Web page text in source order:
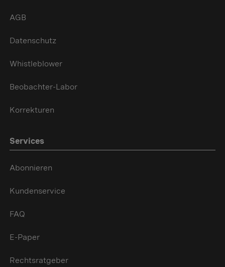
AGB
Datenschutz
Whistleblower
Beobachter-Labor
Korrekturen
Services
Abonnieren
Kundenservice
FAQ
E-Paper
Rechtsratgeber